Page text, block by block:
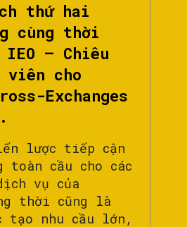
thứ hai
cùng thời
– Chiêu
viên cho
Exchanges
lược tiếp cận
cầu cho các
vụ của
thời cũng là
tạo nhu cầu lớn,